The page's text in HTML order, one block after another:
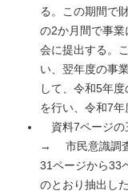
る。この期間で
の2か月間で事
会に提出する。
い、翌年度の事
して、令和5年
を行い、令和7年
資料7ページの
→ 市民意識調査
31ページから33
のとおり抽出し